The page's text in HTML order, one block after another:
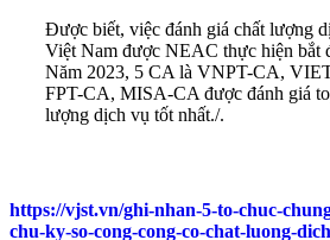
Được biết, việc đánh giá chất lượng
Việt Nam được NEAC thực hiện bắt
Năm 2023, 5 CA là VNPT-CA,
FPT-CA, MISA-CA được đánh giá
lượng dịch vụ tốt nhất./.
https://vjst.vn/ghi-nhan-5-to-chuc-
chu-ky-so-cong-cong-co-chat-luong-